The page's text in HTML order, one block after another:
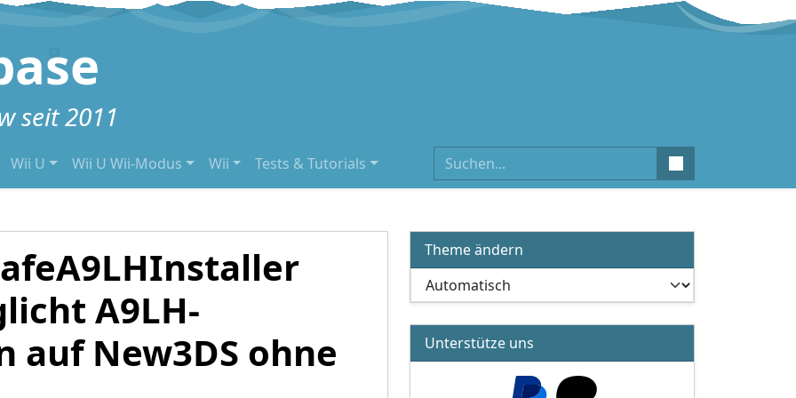
seit 2011
Wii U Wii U Wii-Modus Wii Tests & Tutorials Suchen
A9LH-
New3DS ohne
Theme ändern
Unterstütze uns